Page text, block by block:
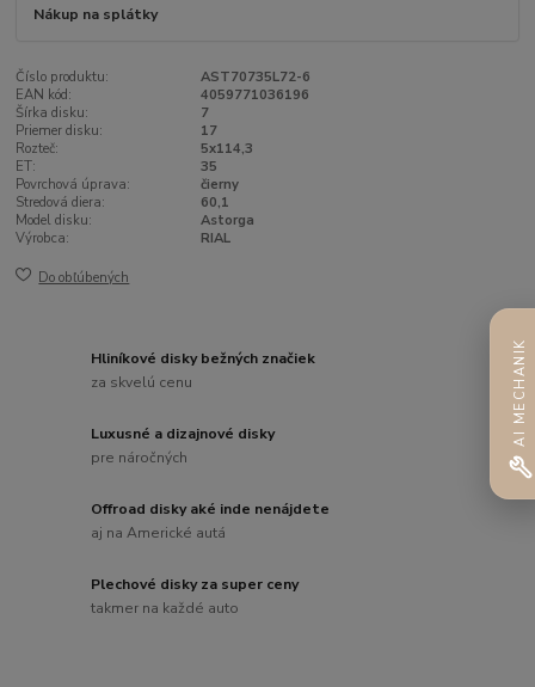
Nákup na splátky
Číslo produktu:
AST70735L72-6
EAN kód:
4059771036196
Šírka disku:
7
Priemer disku:
17
Rozteč:
5x114,3
ET:
35
Povrchová úprava:
čierny
Stredová diera:
60,1
Model disku:
Astorga
Výrobca:
RIAL
Do obľúbených
Hliníkové disky bežných značiek
za skvelú cenu
Luxusné a dizajnové disky
pre náročných
Offroad disky aké inde nenájdete
aj na Americké autá
Plechové disky za super ceny
takmer na každé auto
AI MECHANIK